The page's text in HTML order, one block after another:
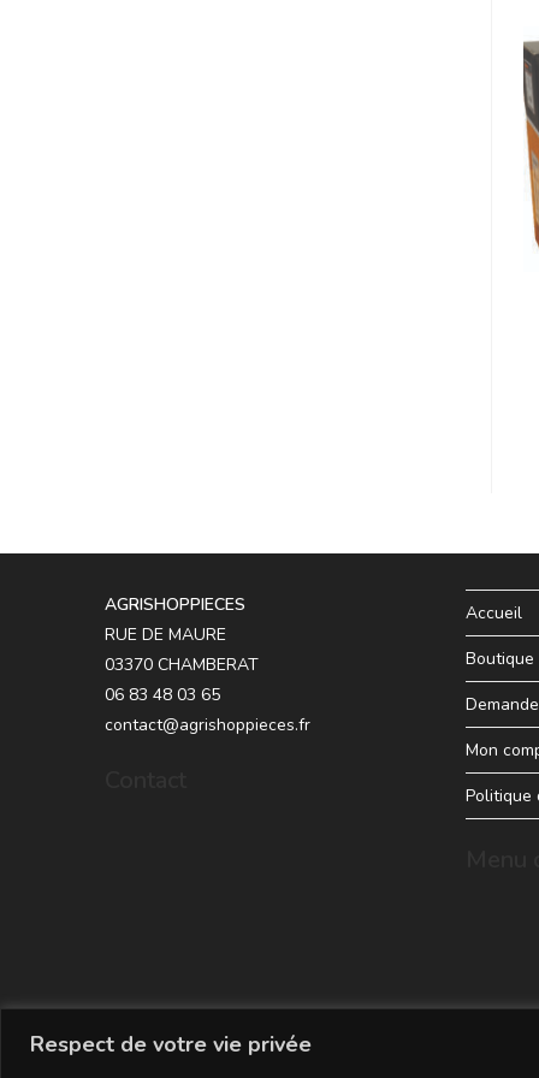
Respect de votre vie privée
AGRISHOPPIECES
RUE DE MAURE
03370 CHAMBERAT
06 83 48 03 65
contact@agrishoppieces.fr
Accueil
Boutique
Mon
Politique